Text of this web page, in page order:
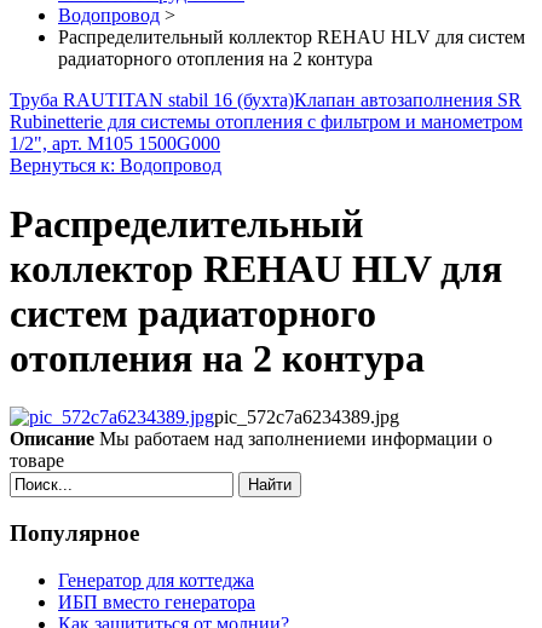
Водопровод >
Распределительный коллектор REHAU HLV для систем
радиаторного отопления на 2 контура
Труба RAUTITAN stabil 16 (бухта)Клапан автозаполнения SR
Rubinetterie для системы отопления с фильтром и манометром
1/2", арт. M105 1500G000
Вернуться к: Водопровод
Распределительный
коллектор REHAU HLV для
систем радиаторного
отопления на 2 контура
pic_572c7a6234389.jpg
Описание Мы работаем над заполнениеми информации о
товаре
Найти
Популярное
Генератор для коттеджа
ИБП вместо генератора
Как защититься от молнии?